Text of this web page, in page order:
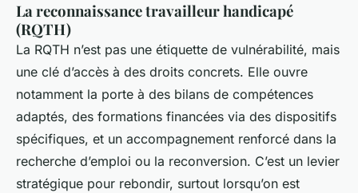
La reconnaissance travailleur handicapé
(RQTH)
La RQTH n’est pas une étiquette de vulnérabilité, mais
une clé d’accès à des droits concrets. Elle ouvre
notamment la porte à des bilans de compétences
adaptés, des formations financées via des dispositifs
spécifiques, et un accompagnement renforcé dans la
recherche d’emploi ou la reconversion. C’est un levier
stratégique pour rebondir, surtout lorsqu’on est